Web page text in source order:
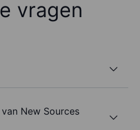
vragen
New Sources